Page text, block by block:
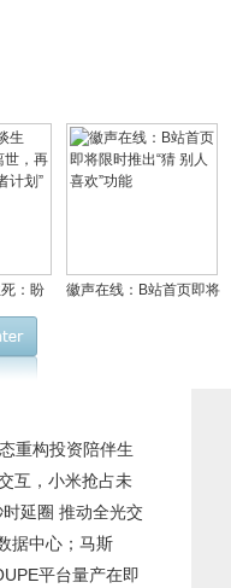
：盼
不信
徽声在线：B站首页即将
重构投资陪伴生
互，小米抢占未
延圈 推动全光交
据中心；马斯
平台量产在即